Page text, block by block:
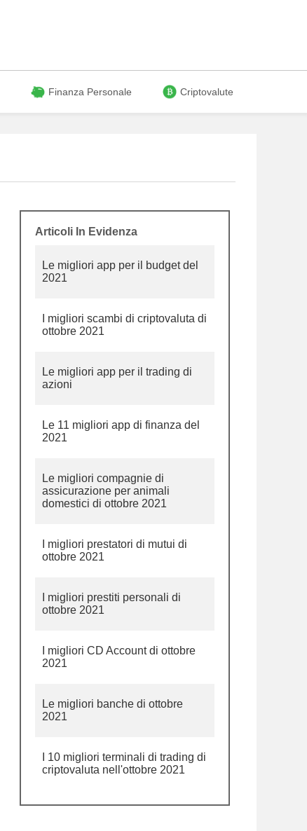
Finanza Personale Criptovalute
Articoli In Evidenza
Le migliori app per il budget del
2021
I migliori scambi di criptovaluta di
ottobre 2021
Le migliori app per il trading di
azioni
Le 11 migliori app di finanza del
2021
Le migliori compagnie di
assicurazione per animali
domestici di ottobre 2021
I migliori prestatori di mutui di
ottobre 2021
I migliori prestiti personali di
ottobre 2021
I migliori CD Account di ottobre
2021
Le migliori banche di ottobre
2021
I 10 migliori terminali di trading di
criptovaluta nell'ottobre 2021